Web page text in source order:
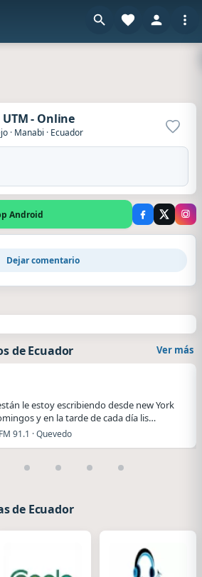
Radio UTM - Online
· Manabi · Ecuador
Android
Dejar comentario
de Ecuador Ver más
le estoy escribiendo desde new York
y en la tarde de cada día lis…
91.1 · Quevedo
de Ecuador